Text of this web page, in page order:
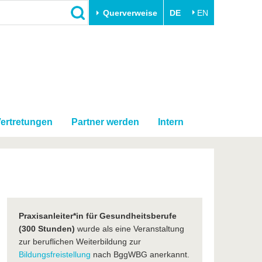
Querverweise DE EN
Forschungskooperationen
Gründen an der BTU
Sport & Gesundheit
Partner werden Intern
Praxisanleiter*in für Gesundheitsberufe
(300 Stunden) wurde als eine Veranstaltung
zur beruflichen Weiterbildung zur
Bildungsfreistellung nach BggWBG anerkannt.